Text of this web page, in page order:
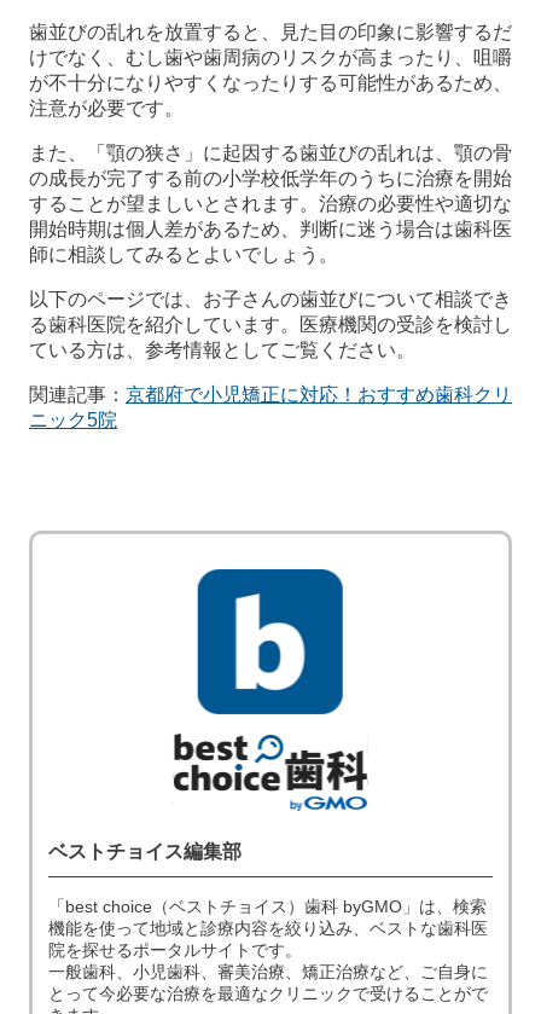
歯並びの乱れを放置すると、見た目の印象に影響するだ
けでなく、むし歯や歯周病のリスクが高まったり、咀嚼
が不十分になりやすくなったりする可能性があるため、
注意が必要です。
また、「顎の狭さ」に起因する歯並びの乱れは、顎の骨
の成長が完了する前の小学校低学年のうちに治療を開始
することが望ましいとされます。治療の必要性や適切な
開始時期は個人差があるため、判断に迷う場合は歯科医
師に相談してみるとよいでしょう。
以下のページでは、お子さんの歯並びについて相談でき
る歯科医院を紹介しています。医療機関の受診を検討し
ている方は、参考情報としてご覧ください。
関連記事： 京都府で小児矯正に対応！おすすめ歯科クリ
ニック5院
ベストチョイス編集部
「best choice（ベストチョイス）歯科 byGMO」は、検索
機能を使って地域と診療内容を絞り込み、ベストな歯科医
院を探せるポータルサイトです。
一般歯科、小児歯科、審美治療、矯正治療など、ご自身に
とって今必要な治療を最適なクリニックで受けることがで